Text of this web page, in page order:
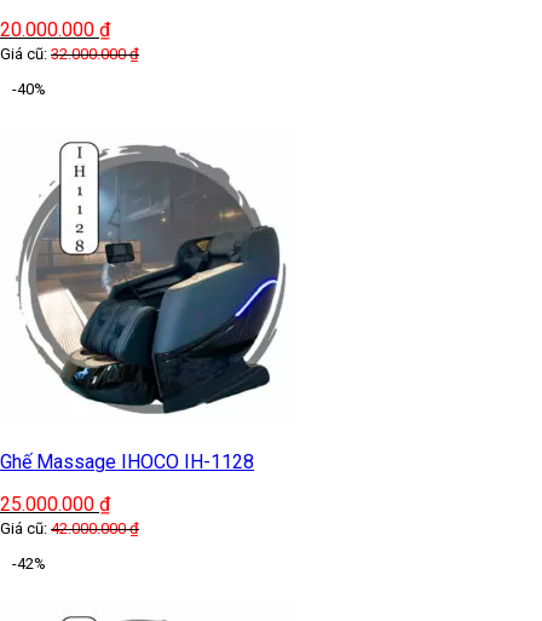
20.000.000 ₫
Giá cũ: 32.000.000₫
-40%
Ghế Massage IHOCO IH-1128
25.000.000 ₫
Giá cũ: 42.000.000₫
-42%